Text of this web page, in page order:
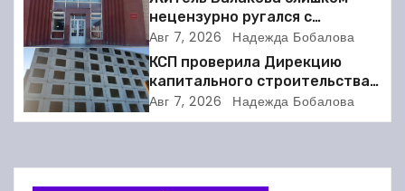
ц
и
я
п
о
нецензурно ругался с
соседкой и получил двое суток
ареста
Авг 7, 2026 Надежда Бобалова
КСП проверила Дирекцию
капитального строительства в
Балакове и нашла множество
нарушений
Авг 7, 2026 Надежда Бобалова